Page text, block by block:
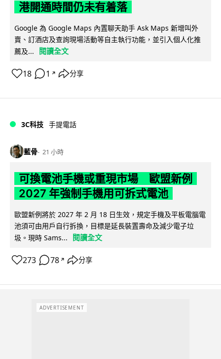
港開通時間仍未有着落
Google 為 Google Maps 內置聊天助手 Ask Maps 新增叫外
賣、訂酒店及查詢現場活動等自主執行功能，並引入個人化推
薦及...
閱讀全文
18 1 ↗ 分享
3C科技 手提電話
藍骨 21 小時
可換電池手機或重現市場 歐盟新例
2027 年強制手機用可拆式電池
歐盟新例將於 2027 年 2 月 18 日生效，規定手機及平板電腦電
池須可由用戶自行拆換，目標是延長裝置壽命及減少電子垃
圾。現時 Sams...
閱讀全文
273 78 ↗ 分享
ADVERTISEMENT